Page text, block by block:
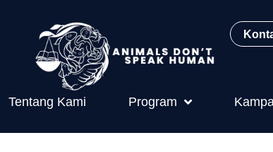
Tentang Kami Program